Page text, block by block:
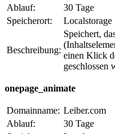
Ablauf:
30 Tage
Speicherort:
Localstorage
Beschreibung:
Speichert,
einen Klick
geschlossen
onepage_animate
Domainname: Leiber.com
Ablauf:
30 Tage